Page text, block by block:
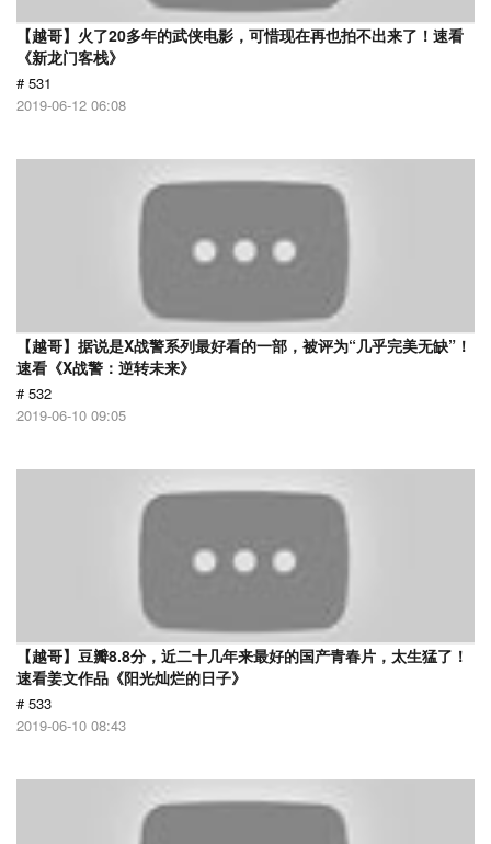
【越哥】火了20多年的武侠电影，可惜现在再也拍不出来了！速看
《新龙门客栈》
# 531
2019-06-12 06:08
【越哥】据说是X战警系列最好看的一部，被评为“几乎完美无缺”！
速看《X战警：逆转未来》
# 532
2019-06-10 09:05
【越哥】豆瓣8.8分，近二十几年来最好的国产青春片，太生猛了！
速看姜文作品《阳光灿烂的日子》
# 533
2019-06-10 08:43